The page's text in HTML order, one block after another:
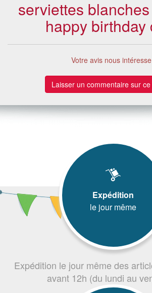
serviettes
happy birthday
Votre avis nous
Laisser un commentaire sur
Expédition
le jour même
Expédition le jour même des
avant 12h (du lundi au